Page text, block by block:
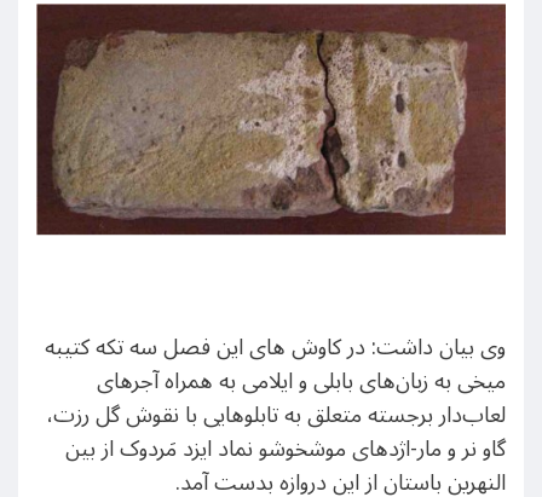
وی بیان داشت: در کاوش های این فصل سه تکه‌ کتیبه‌
میخی به زبان‌های بابلی و ایلامی به همراه آجرهای
لعاب‌دار برجسته متعلق به تابلوهایی با نقوش گل رزت،
گاو نر و مار-اژدهای موشخوشو نماد ایزد مَردوک از بین
النهرین باستان از این دروازه بدست آمد.